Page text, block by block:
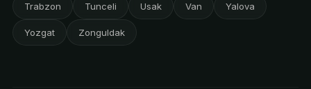
Trabzon Tunceli Usak Van Yalova
Yozgat Zonguldak